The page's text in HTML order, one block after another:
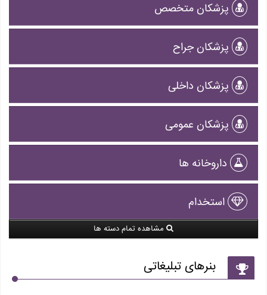
پزشکان متخصص
پزشکان جراح
پزشکان داخلی
پزشکان عمومی
داروخانه ها
استخدام
مشاهده تمام دسته ها
بنرهای تبلیغاتی